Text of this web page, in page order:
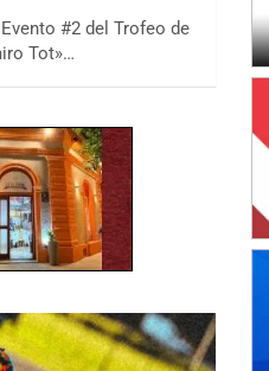
#2 del Trofeo de
Tot»…